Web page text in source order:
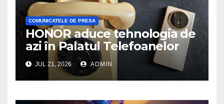
COMUNICATELE DE PRESA
HONOR aduce tehnologia de
azi în Palatul Telefoanelor
JUL 21, 2026 ADMIN